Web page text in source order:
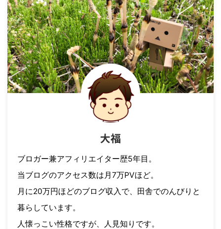
大福
ブロガー兼アフィリエイター歴5年目。
当ブログのアクセス数は月7万PVほど。
月に20万円ほどのブログ収入で、田舎でのんびりと
暮らしています。
人懐っこい性格ですが、人見知りです。